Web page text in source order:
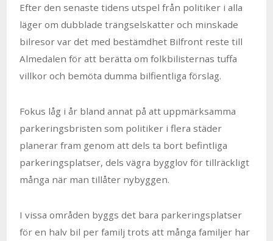
Efter den senaste tidens utspel från politiker i alla
läger om dubblade trängselskatter och minskade
bilresor var det med bestämdhet Bilfront reste till
Almedalen för att berätta om folkbilisternas tuffa
villkor och bemöta dumma bilfientliga förslag.
Fokus låg i år bland annat på att uppmärksamma
parkeringsbristen som politiker i flera städer
planerar fram genom att dels ta bort befintliga
parkeringsplatser, dels vägra bygglov för tillräckligt
många när man tillåter nybyggen.
I vissa områden byggs det bara parkeringsplatser
för en halv bil per familj trots att många familjer har